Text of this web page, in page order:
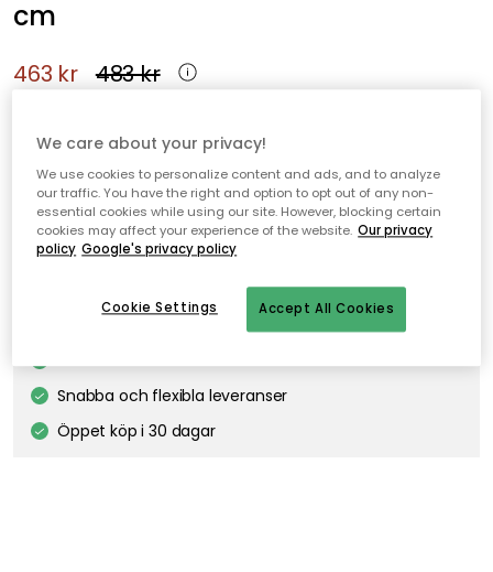
cm
463 kr 483 kr
praktisk, behändig design.
Lägg i varukorgen
Snabba och flexibla leveranser
Öppet köp i 30 dagar
We care about your privacy!
We use cookies to personalize content and ads, and to analyze
our traffic. You have the right and option to opt out of any non-
essential cookies while using our site. However, blocking certain
cookies may affect your experience of the website. Our privacy
policy Google's privacy policy
Accept All Cookies
Cookie Settings